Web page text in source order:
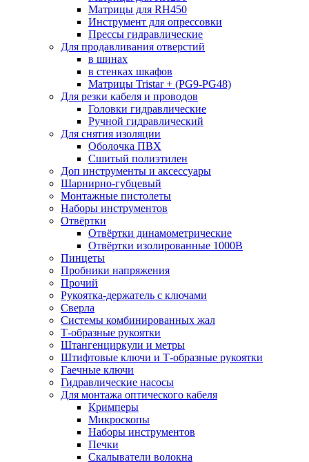
Матрицы для RH450
Инструмент для опрессовки
Прессы гидравлические
Для продавливания отверстий
в шинах
в стенках шкафов
Матрицы Tristar + (PG9-PG48)
Для резки кабеля и проводов
Головки гидравлические
Ручной гидравлический
Для снятия изоляции
Оболочка ПВХ
Сшитый полиэтилен
Доп инструменты и аксессуары
Шарнирно-губцевый
Монтажные пистолеты
Наборы инструментов
Отвёртки
Отвёртки динамометрические
Отвёртки изолированные 1000В
Пинцеты
Пробники напряжения
Прочий
Рукоятка-держатель с ключами
Сверла
Системы комбинированных жал
Т-образные рукоятки
Штангенциркули и метры
Штифтовые ключи и Т-образные рукоятки
Гаечные ключи
Гидравлические насосы
Для монтажа оптического кабеля
Кримперы
Микроскопы
Наборы инструментов
Печки
Скалыватели волокна